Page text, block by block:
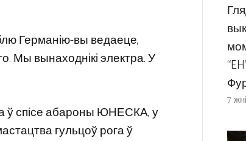
Германію-вы ведаеце,
Мы вынаходнікі электра. У
ў спісе абароны ЮНЕСКА, у
гульцоў рога ў
7